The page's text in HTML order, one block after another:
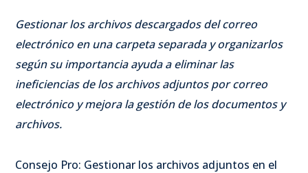
Gestionar los archivos descargados del correo
electrónico en una carpeta separada y organizarlos
según su importancia ayuda a eliminar las
ineficiencias de los archivos adjuntos por correo
electrónico y mejora la gestión de los documentos y
archivos.
Consejo Pro: Gestionar los archivos adjuntos en el